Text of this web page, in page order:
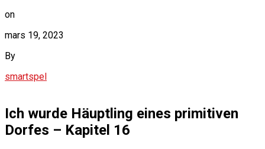
on
mars 19, 2023
By
smartspel
Ich wurde Häuptling eines primitiven
Dorfes – Kapitel 16